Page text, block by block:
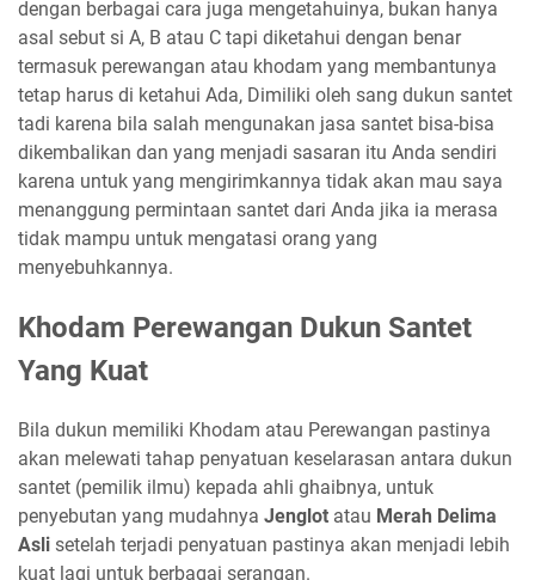
dengan berbagai cara juga mengetahuinya, bukan hanya
asal sebut si A, B atau C tapi diketahui dengan benar
termasuk perewangan atau khodam yang membantunya
tetap harus di ketahui Ada, Dimiliki oleh sang dukun santet
tadi karena bila salah mengunakan jasa santet bisa-bisa
dikembalikan dan yang menjadi sasaran itu Anda sendiri
karena untuk yang mengirimkannya tidak akan mau saya
menanggung permintaan santet dari Anda jika ia merasa
tidak mampu untuk mengatasi orang yang
menyebuhkannya.
Khodam Perewangan Dukun Santet
Yang Kuat
Bila dukun memiliki Khodam atau Perewangan pastinya
akan melewati tahap penyatuan keselarasan antara dukun
santet (pemilik ilmu) kepada ahli ghaibnya, untuk
penyebutan yang mudahnya Jenglot atau Merah Delima
Asli setelah terjadi penyatuan pastinya akan menjadi lebih
kuat lagi untuk berbagai serangan.